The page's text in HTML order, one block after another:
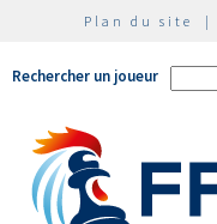
Plan du site |
Rechercher un joueur